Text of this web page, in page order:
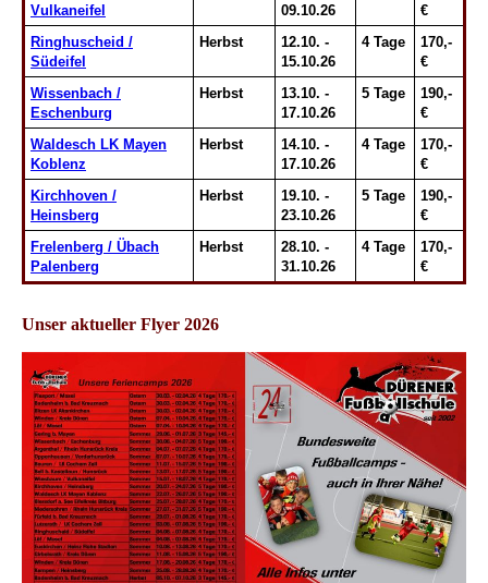
Vulkaneifel
09.10.26
€
Ringhuscheid /
Südeifel
Herbst
12.10. -
15.10.26
4 Tage
170,-
€
Wissenbach /
Eschenburg
Herbst
13.10. -
17.10.26
5 Tage
190,-
€
Waldesch LK Mayen
Koblenz
Herbst
14.10. -
17.10.26
4 Tage
170,-
€
Kirchhoven /
Heinsberg
Herbst
19.10. -
23.10.26
5 Tage
190,-
€
Frelenberg / Übach
Palenberg
Herbst
28.10. -
31.10.26
4 Tage
170,-
€
Unser aktueller Flyer 2026